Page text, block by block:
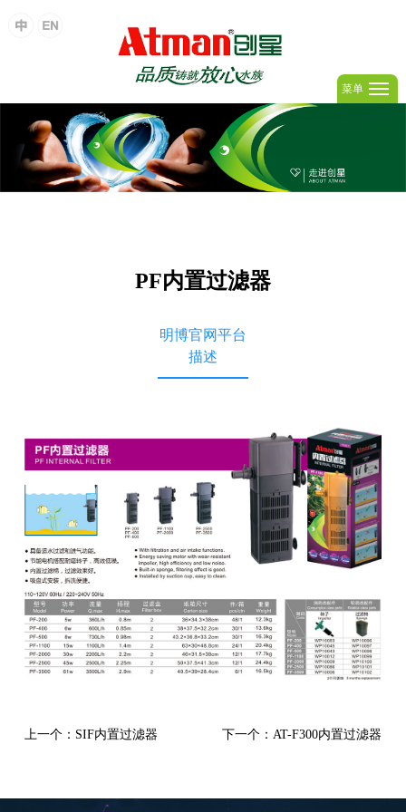
菜单
PF内置过滤器
明博官网平台
描述
上一个：SIF内置过滤器 下一个：AT-F300内置过滤器